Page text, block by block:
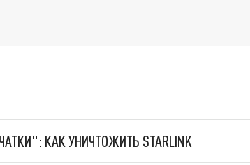
КАК УНИЧТОЖИТЬ STARLINK